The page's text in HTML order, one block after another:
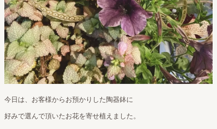
今日は、お客様からお預かりした陶器鉢に
好みで選んで頂いたお花を寄せ植えました。